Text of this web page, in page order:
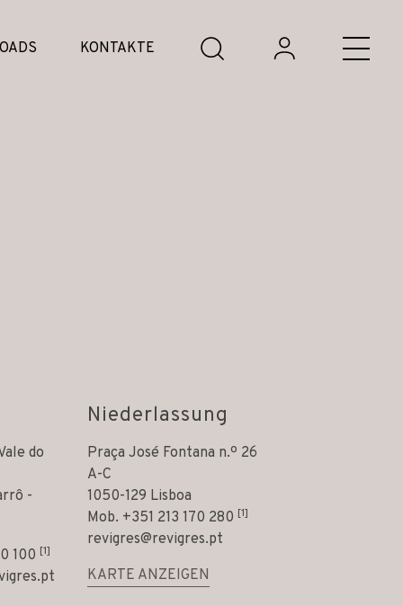
KONTAKTE
do
-
100 [1]
Niederlassung
Praça José Fontana n.º 26
A-C
1050-129 Lisboa
Mob. +351 213 170 280 [1]
revigres@revigres.pt
KARTE ANZEIGEN